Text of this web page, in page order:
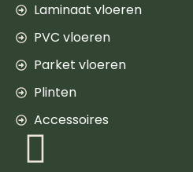
Laminaat vloeren
PVC vloeren
Parket vloeren
Plinten
Accessoires